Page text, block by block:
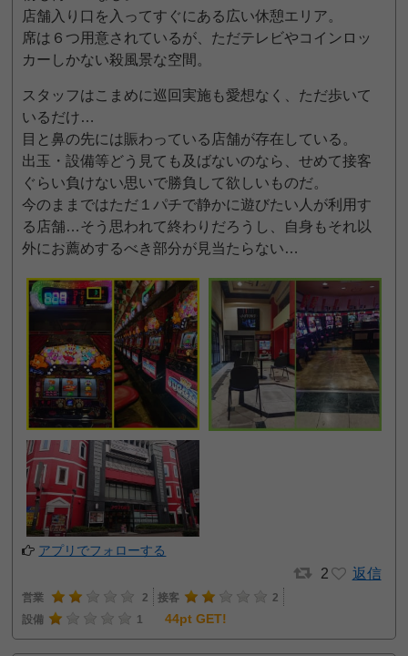
店舗入り口を入ってすぐにある広い休憩エリア。
席は６つ用意されているが、ただテレビやコインロッ
カーしかない殺風景な空間。
スタッフはこまめに巡回実施も愛想なく、ただ歩いて
いるだけ…
目と鼻の先には賑わっている店舗が存在している。
出玉・設備等どう見ても及ばないのなら、せめて接客
ぐらい負けない思いで勝負して欲しいものだ。
今のままではただ１パチで静かに遊びたい人が利用す
る店舗…そう思われて終わりだろうし、自身もそれ以
外にお薦めするべき部分が見当たらない…
アプリでフォローする
2 返信
営業 2 接客
2
設備
1 44pt GET!